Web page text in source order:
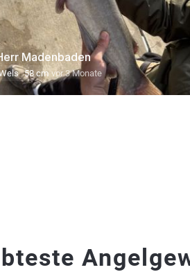
Madenbaden
58 cm vor 3 Monate